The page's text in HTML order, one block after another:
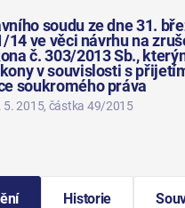
soudu ze dne 31.
14 ve věci návrhu na
č. 303/2013 Sb.,
v souvislosti s
soukromého práva
5. 2015, částka 49/2015
Historie